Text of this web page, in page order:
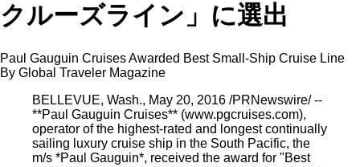
クルーズライン」に選出
Paul Gauguin Cruises Awarded Best Small-Ship Cruise Line
By Global Traveler Magazine
BELLEVUE, Wash., May 20, 2016 /PRNewswire/ --
**Paul Gauguin Cruises** (www.pgcruises.com),
operator of the highest-rated and longest continually
sailing luxury cruise ship in the South Pacific, the
m/s *Paul Gauguin*, received the award for "Best